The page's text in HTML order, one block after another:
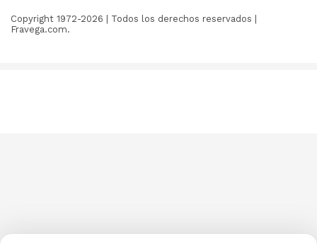
Copyright 1972-2026 | Todos los derechos reservados |
Fravega.com.